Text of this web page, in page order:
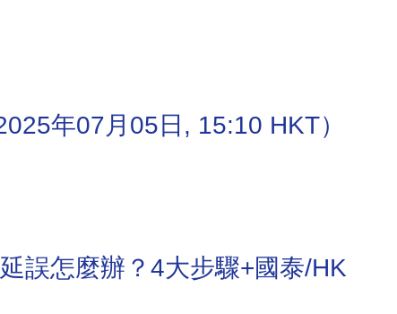
年07月05日, 15:10 HKT）
誤怎麼辦？4大步驟+國泰/HK